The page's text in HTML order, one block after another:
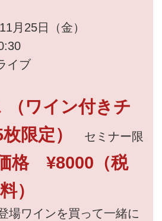
月25日（金）
イブ
（ワイン付きチ
限定）
セミナー限
格 ¥8000（税
）
ワインを買って一緒に